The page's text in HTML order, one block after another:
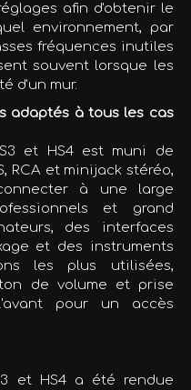
afin d'obtenir le
environnement, par
fréquences inutiles
souvent lorsque les
d'un mur.
adaptés à tous les cas
et HS4 est muni de
RCA et minijack stéréo,
à une large
et grand
des interfaces
et des instruments
les plus utilisées,
de volume et prise
pour un accès
et HS4 a été rendue